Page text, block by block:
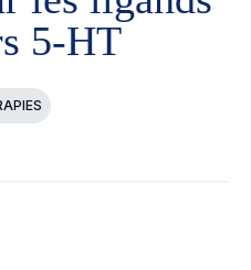
5-HT